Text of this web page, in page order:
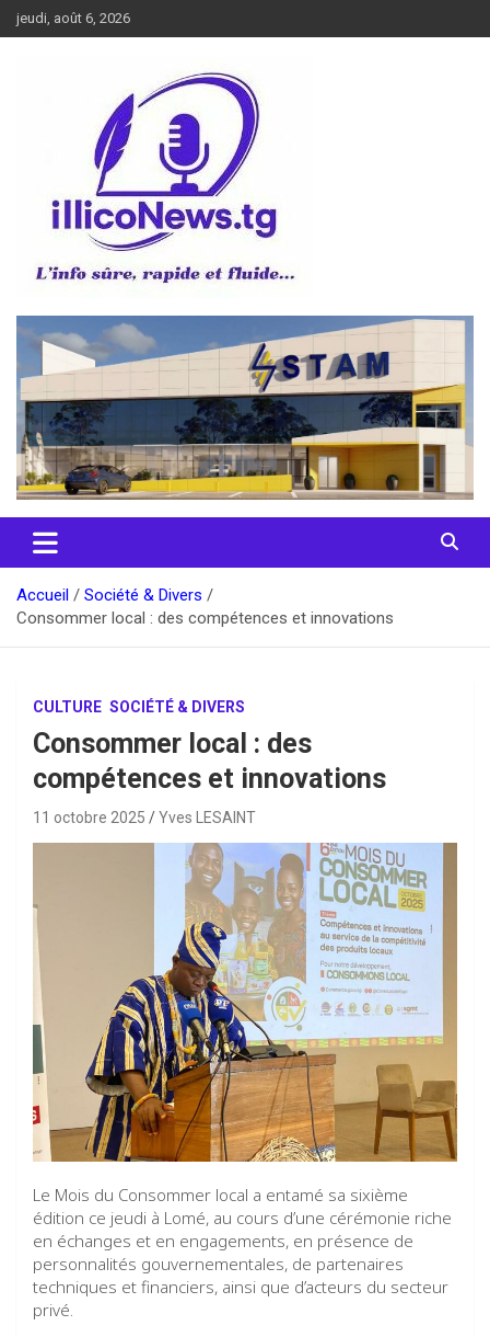
Aller
au
jeudi, août 6, 2026
illiconews
Accueil
Société & Divers
Consommer local : des compétences et innovations
CULTURE SOCIÉTÉ & DIVERS
Consommer local : des
compétences et innovations
11 octobre 2025 Yves LESAINT
Le Mois du Consommer local a entamé sa sixième
édition ce jeudi à Lomé, au cours d’une cérémonie riche
en échanges et en engagements, en présence de
personnalités gouvernementales, de partenaires
techniques et financiers, ainsi que d’acteurs du secteur
privé.